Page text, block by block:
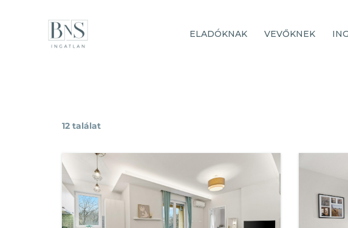
ELADÓKNAK VEVŐKNEK
12 találat